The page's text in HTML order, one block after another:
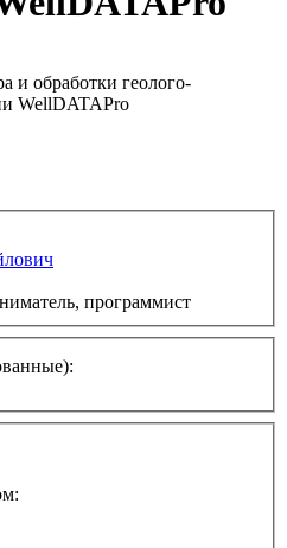
и обработки геолого-
WellDATAPro
программист